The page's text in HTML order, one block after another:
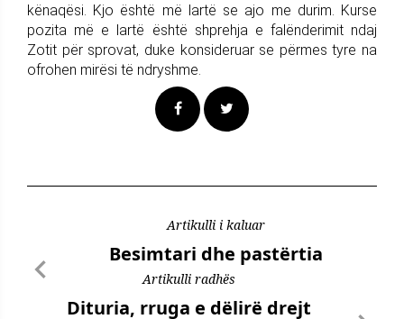
kënaqësi. Kjo është më lartë se ajo me durim. Kurse
pozita më e lartë është shprehja e falënderimit ndaj
Zotit për sprovat, duke konsideruar se përmes tyre na
ofrohen mirësi të ndryshme.
Artikulli i kaluar
Besimtari dhe pastërtia
Artikulli radhës
Dituria, rruga e dëlirë drejt